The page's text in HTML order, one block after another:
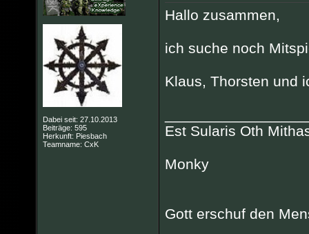
Dabei seit: 27.10.2013
Beiträge: 595
Herkunft: Piesbach
Teamname: CxK
Hallo zusammen,
ich suche noch
Klaus, Thorsten und
Est Sularis Oth
Monky
Gott erschuf den